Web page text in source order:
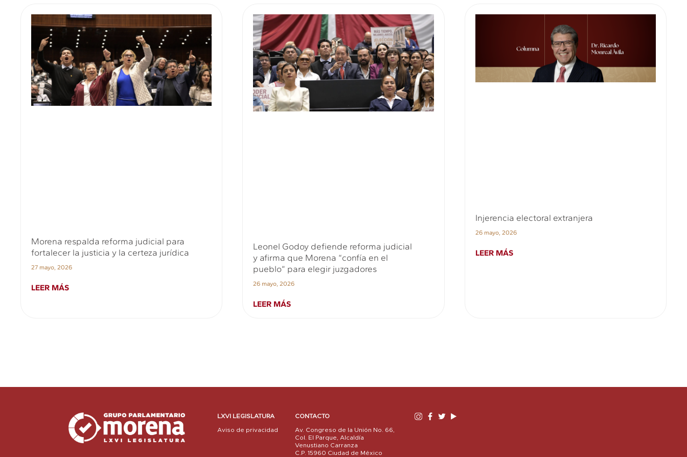
Morena respalda reforma judicial para
fortalecer la justicia y la certeza jurídica
27 mayo, 2026
LEER MÁS
Leonel Godoy defiende reforma judicial
y afirma que Morena “confía en el
pueblo” para elegir juzgadores
26 mayo, 2026
LEER MÁS
Injerencia electoral extranjera
26 mayo, 2026
LEER MÁS
LXVI LEGISLATURA
Aviso de privacidad
CONTACTO
Av. Congreso de la Unión No. 66,
Col. El Parque, Alcaldía
Venustiano Carranza
C.P. 15960 Ciudad de México